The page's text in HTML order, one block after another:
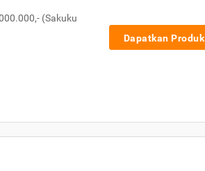
(Sakuku
Dapatkan Produk